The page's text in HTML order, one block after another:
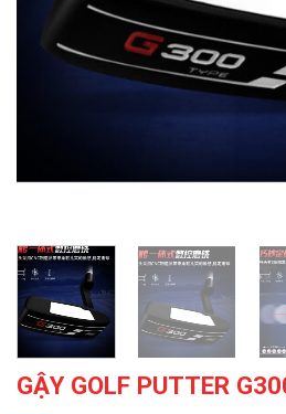
GẬY GOLF PUTTER